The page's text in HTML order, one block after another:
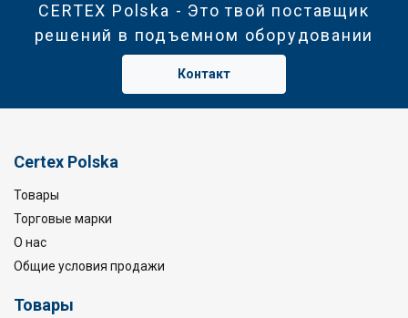
CERTEX Polska - Это твой поставщик
решений в подъемном оборудовании
Контакт
Certex Polska
Товары
Торговые марки
О нас
Общие условия продажи
Товары